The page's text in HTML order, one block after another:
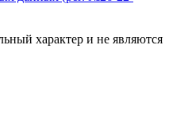
характер и не являются